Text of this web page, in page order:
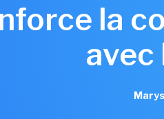
la
avec